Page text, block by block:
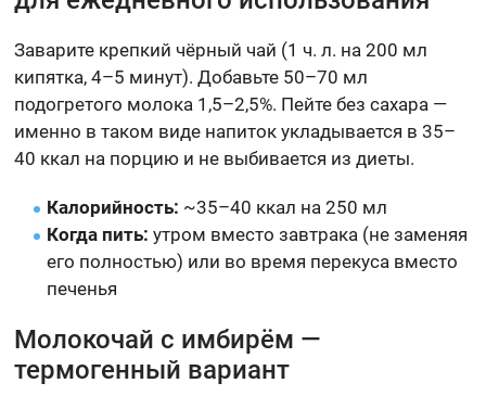
Заварите крепкий чёрный чай (1 ч. л. на 200 мл
кипятка, 4–5 минут). Добавьте 50–70 мл
подогретого молока 1,5–2,5%. Пейте без сахара —
именно в таком виде напиток укладывается в 35–
40 ккал на порцию и не выбивается из диеты.
Калорийность: ~35–40 ккал на 250 мл
Когда пить: утром вместо завтрака (не заменяя
его полностью) или во время перекуса вместо
печенья
Молокочай с имбирём —
термогенный вариант